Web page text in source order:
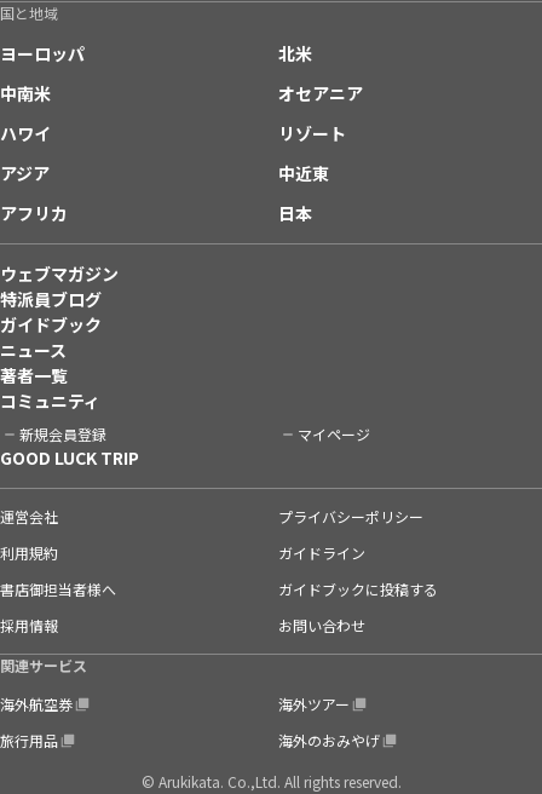
国と地域
ヨーロッパ
北米
中南米
オセアニア
ハワイ
リゾート
アジア
中近東
アフリカ
日本
ウェブマガジン
特派員ブログ
ガイドブック
ニュース
著者一覧
コミュニティ
新規会員登録 マイページ
GOOD LUCK TRIP
運営会社
プライバシーポリシー
利用規約
ガイドライン
書店御担当者様へ
ガイドブックに投稿する
採用情報
お問い合わせ
関連サービス
海外航空券
海外ツアー
旅行用品
海外のおみやげ
© Arukikata. Co.,Ltd. All rights reserved.